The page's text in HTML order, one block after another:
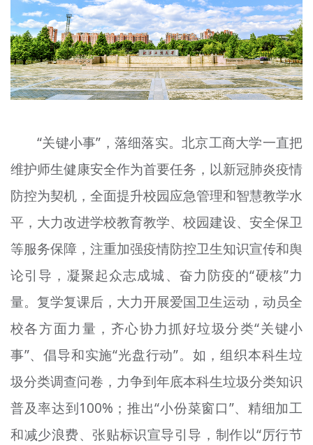
“关键小事”，落细落实。北京工商大学一直把
维护师生健康安全作为首要任务，以新冠肺炎疫情
防控为契机，全面提升校园应急管理和智慧教学水
平，大力改进学校教育教学、校园建设、安全保卫
等服务保障，注重加强疫情防控卫生知识宣传和舆
论引导，凝聚起众志成城、奋力防疫的“硬核”力
量。复学复课后，大力开展爱国卫生运动，动员全
校各方面力量，齐心协力抓好垃圾分类“关键小
事”、倡导和实施“光盘行动”。如，组织本科生垃
圾分类调查问卷，力争到年底本科生垃圾分类知识
普及率达到100%；推出“小份菜窗口”、精细加工
和减少浪费、张贴标识宣导引导，制作以“厉行节